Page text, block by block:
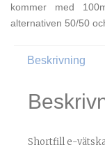
kommer med
alternativen 50/50
Beskrivning
Shortfill e-